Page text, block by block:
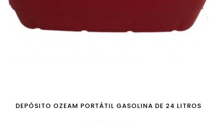
DEPÓSITO OZEAM PORTÁTIL GASOLINA DE 24 LITROS